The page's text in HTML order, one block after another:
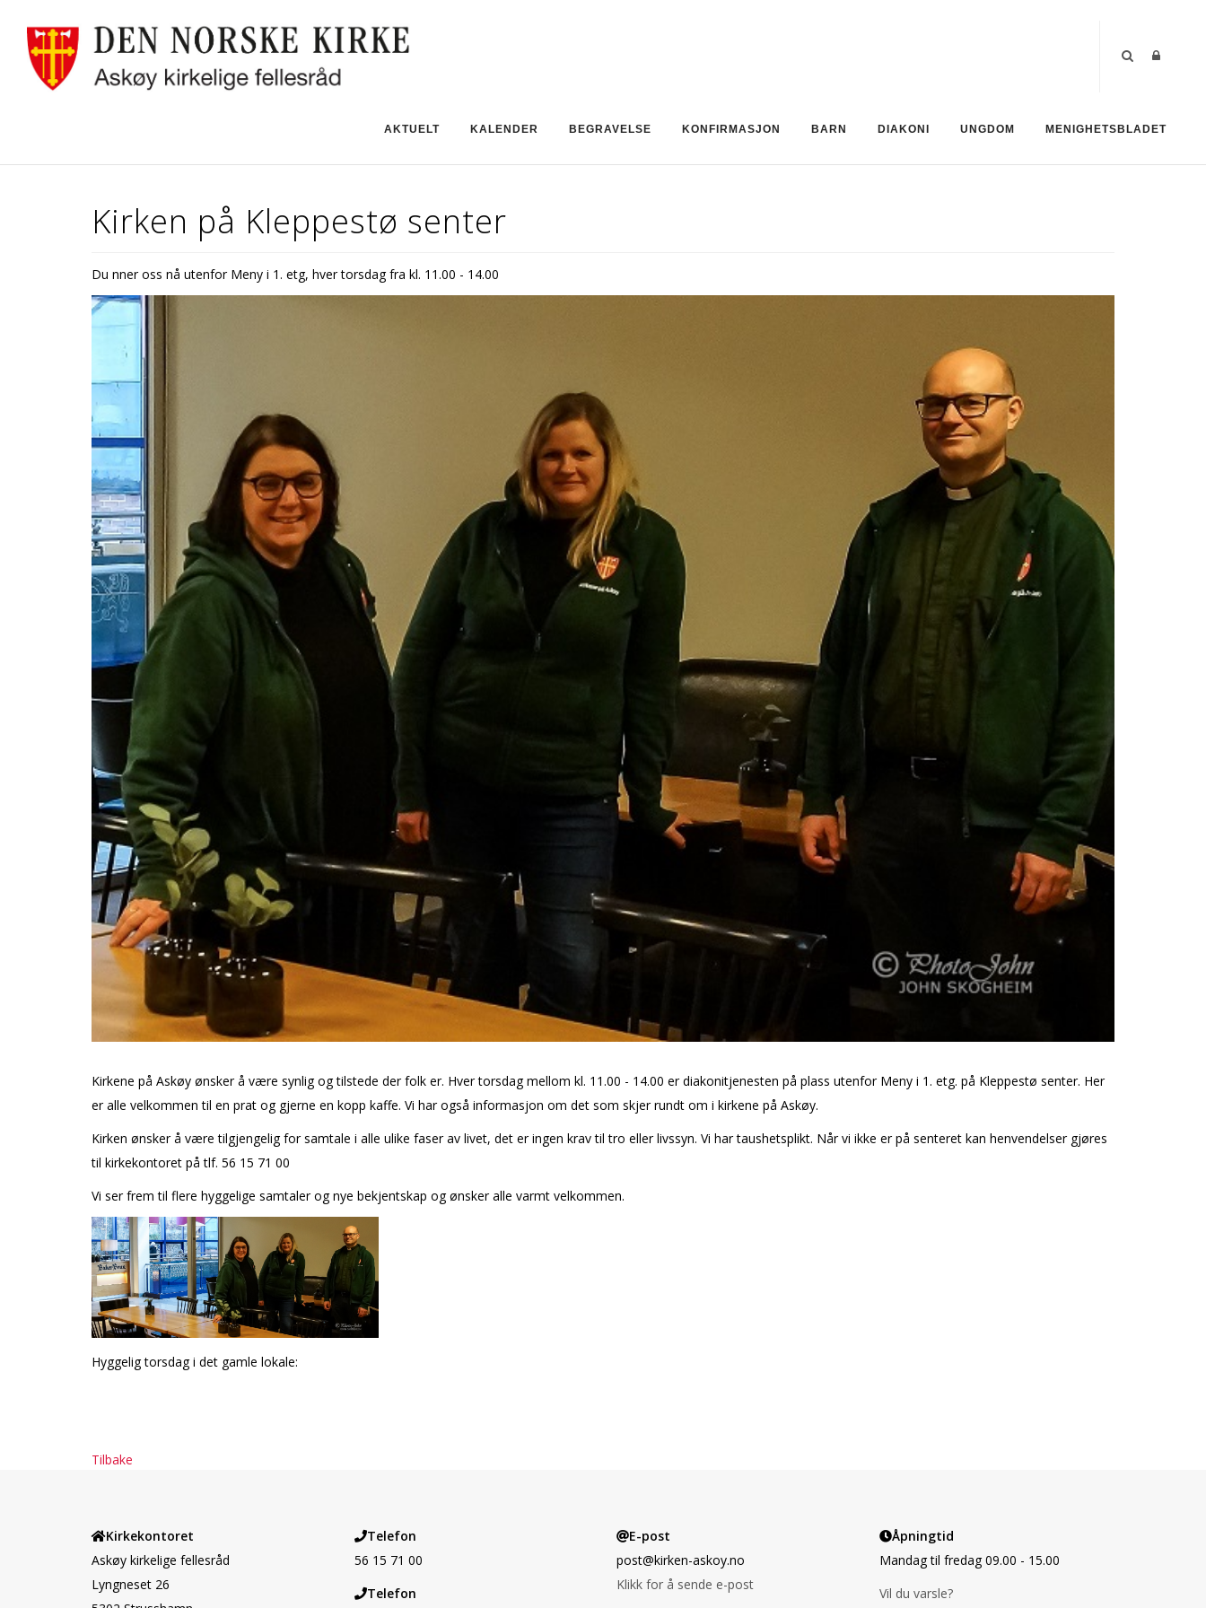
AKTUELT KALENDER BEGRAVELSE KONFIRMASJON BARN DIAKONI UNGDOM MENIGHETSBLADET
Kirken på Kleppestø senter
Du finner oss nå utenfor Meny i 1. etg, hver torsdag fra kl. 11.00 - 14.00
Kirkene på Askøy ønsker å være synlig og tilstede der folk er. Hver torsdag mellom kl. 11.00 - 14.00 er diakonitjenesten på plass utenfor Meny i 1. etg. på Kleppestø senter. Her
er alle velkommen til en prat og gjerne en kopp kaffe. Vi har også informasjon om det som skjer rundt om i kirkene på Askøy.
Kirken ønsker å være tilgjengelig for samtale i alle ulike faser av livet, det er ingen krav til tro eller livssyn. Vi har taushetsplikt. Når vi ikke er på senteret kan henvendelser gjøres
til kirkekontoret på tlf. 56 15 71 00
Vi ser frem til flere hyggelige samtaler og nye bekjentskap og ønsker alle varmt velkommen.
Hyggelig torsdag i det gamle lokale:
Tilbake
Kirkekontoret
Askøy kirkelige fellesråd
Lyngneset 26
Telefon
56 15 71 00
Telefon
E-post
post@kirken-askoy.no
Klikk for å sende e-post
Åpningtid
Mandag til fredag 09.00 - 15.00
Vil du varsle?